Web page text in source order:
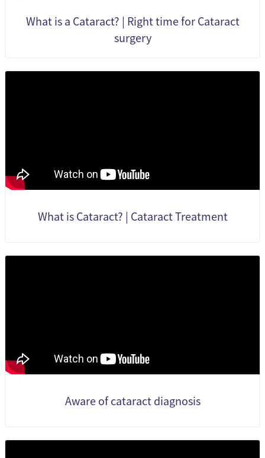
What is a Cataract? | Right time for Cataract
surgery
What is Cataract? | Cataract Treatment
Aware of cataract diagnosis